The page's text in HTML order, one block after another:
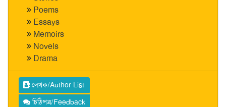
Poems
Essays
Memoirs
Novels
Drama
লেখক/Author List
চিঠিপত্র/Feedback